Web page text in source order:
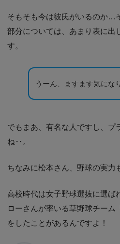
そもそも今は彼氏がいるのか…
部分については、あまり表に出
す。
うーん、ますます気にな
でもまあ、有名な人ですし、プ
ね‥。
ちなみに松本さん、野球の実力
高校時代は女子野球選抜に選ば
ローさんが率いる草野球チーム
をしたことがあるんですよ！